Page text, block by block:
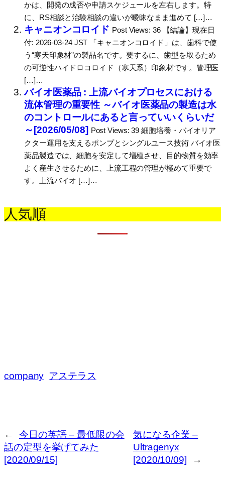
かは、開発の成否や申請スケジュールを左右します。特
に、RS相談と治験相談の違いが曖昧なまま進めて […]…
キャニオンコロイド Post Views: 36 【結論】現在日
付: 2026-03-24 JST 「キャニオンコロイド」は、歯科で使
う“寒天印象材”の製品名です。要するに、歯型を取るため
の可逆性ハイドロコロイド（寒天系）印象材です。管理医
[…]…
バイオ医薬品 : 上流バイオプロセスにおける
流体管理の重要性 ～バイオ医薬品の製造は水
のコントロールにあると言っていいくらいだ
～[2026/05/08] Post Views: 39 細胞培養・バイオリア
クター運用を支えるポンプとシングルユース技術 バイオ医
薬品製造では、細胞を安定して増殖させ、目的物質を効率
よく産生させるために、上流工程の管理が極めて重要で
す。上流バイオ […]…
人気順
company アステラス
←
今日の英語 – 最低限の会
話の定型を挙げてみた
[2020/09/15]
気になる企業 –
Ultragenyx
[2020/10/09]
→